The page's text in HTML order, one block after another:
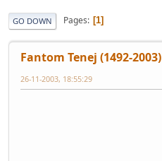
GO DOWN Pages 1
Fantom Tenej (1492-2003)
26-11-2003, 18:55:29